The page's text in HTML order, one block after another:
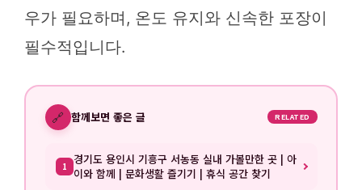
우가 필요하며, 온도 유지와 신속한 포장이
필수적입니다.
🔗 함께보면 좋은 글 RELATED
1 경기도 용인시 기흥구 서농동 실내 가볼만한 곳 | 아
이와 함께 | 문화생활 즐기기 | 휴식 공간 찾기